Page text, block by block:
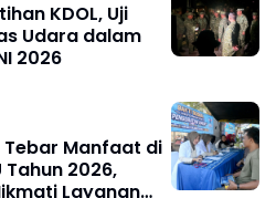
KDOL, Uji
Udara dalam
2026
Tebar Manfaat di
Tahun 2026,
Layanan